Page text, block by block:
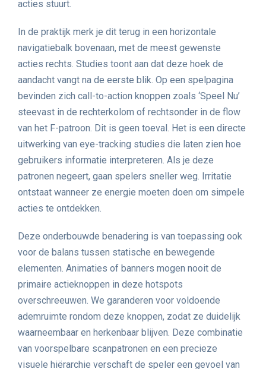
acties stuurt.
In de praktijk merk je dit terug in een horizontale
navigatiebalk bovenaan, met de meest gewenste
acties rechts. Studies toont aan dat deze hoek de
aandacht vangt na de eerste blik. Op een spelpagina
bevinden zich call-to-action knoppen zoals ‘Speel Nu’
steevast in de rechterkolom of rechtsonder in de flow
van het F-patroon. Dit is geen toeval. Het is een directe
uitwerking van eye-tracking studies die laten zien hoe
gebruikers informatie interpreteren. Als je deze
patronen negeert, gaan spelers sneller weg. Irritatie
ontstaat wanneer ze energie moeten doen om simpele
acties te ontdekken.
Deze onderbouwde benadering is van toepassing ook
voor de balans tussen statische en bewegende
elementen. Animaties of banners mogen nooit de
primaire actieknoppen in deze hotspots
overschreeuwen. We garanderen voor voldoende
ademruimte rondom deze knoppen, zodat ze duidelijk
waarneembaar en herkenbaar blijven. Deze combinatie
van voorspelbare scanpatronen en een precieze
visuele hiërarchie verschaft de speler een gevoel van